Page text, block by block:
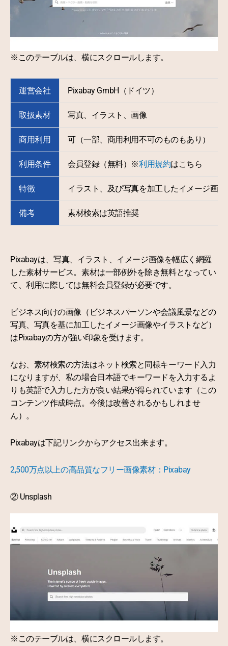
※このテーブルは、横にスクロールします。
運営会社 Pixabay GmbH（ドイツ）
取扱素材 写真、イラスト、画像
商用利用 可（一部、商用利用不可のものもあり）
利用条件 会員登録（無料）※利用規約はこちら
特徴 イラスト、及び写真を加工したイメージ画
備考 素材検索は英語推奨
Pixabayは、写真、イラスト、イメージ画像を幅広く網羅
した素材サービス。素材は一部例外を除き無料となってい
て、利用に際しては無料会員登録が必要です。
ビジネス向けの画像（ビジネスパーソンや会議風景などの
写真、写真を基に加工したイメージ画像やイラストなど）
はPixabayの方が強い印象を受けます。
なお、素材検索の方法はネット検索と同様キーワード入力
になりますが、私の場合日本語でキーワードを入力するよ
りも英語で入力した方が良い結果が得られています（この
コンテンツ作成時点。今後は改善されるかもしれませ
ん）。
Pixabayは下記リンクからアクセス出来ます。
2,500万点以上の高品質なフリー画像素材：Pixabay
② Unsplash
※このテーブルは、横にスクロールします。